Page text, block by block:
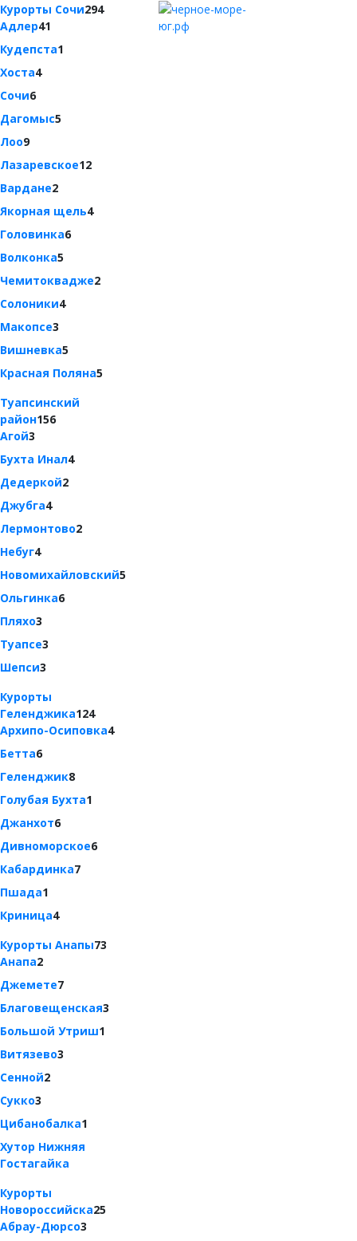
Курорты Сочи294
Адлер41
Кудепста1
Хоста4
Сочи6
Дагомыс5
Лоо9
Лазаревское12
Вардане2
Якорная щель4
Головинка6
Волконка5
Чемитоквадже2
Солоники4
Макопсе3
Вишневка5
Красная Поляна5
Туапсинский
район156
Агой3
Бухта Инал4
Дедеркой2
Джубга4
Лермонтово2
Небуг4
Новомихайловский5
Ольгинка6
Пляхо3
Туапсе3
Шепси3
Курорты
Геленджика124
Архипо-Осиповка4
Бетта6
Геленджик8
Голубая Бухта1
Джанхот6
Дивноморское6
Кабардинка7
Пшада1
Криница4
Курорты Анапы73
Анапа2
Джемете7
Благовещенская3
Большой Утриш1
Витязево3
Сенной2
Сукко3
Цибанобалка1
Хутор Нижняя
Гостагайка
Курорты
Новороссийска25
Абрау-Дюрсо3